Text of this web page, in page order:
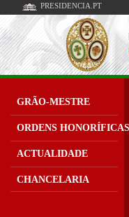
PRESIDENCIA.PT
GRÃO-MESTRE
ORDENS HONORÍFICAS
ACTUALIDADE
CHANCELARIA